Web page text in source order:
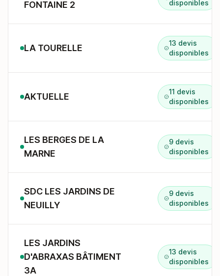
FONTAINE 2 disponibles
LA TOURELLE
13 devis
disponibles
AKTUELLE
11 devis
disponibles
LES BERGES DE LA
MARNE
9 devis
disponibles
SDC LES JARDINS DE
NEUILLY
9 devis
disponibles
LES JARDINS
D'ABRAXAS BÂTIMENT
3A
13 devis
disponibles